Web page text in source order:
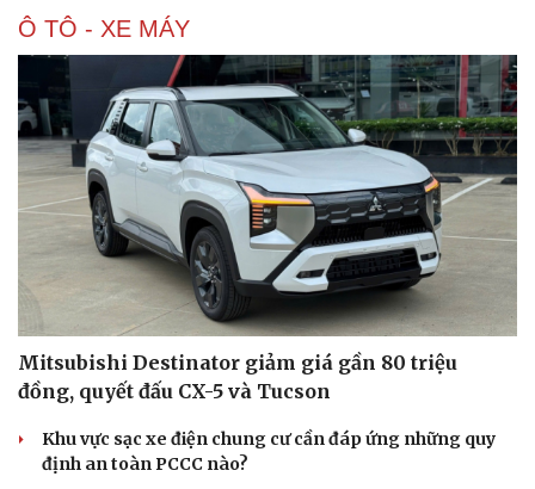
Ô TÔ - XE MÁY
Mitsubishi Destinator giảm giá gần 80 triệu
đồng, quyết đấu CX-5 và Tucson
Khu vực sạc xe điện chung cư cần đáp ứng những quy
định an toàn PCCC nào?